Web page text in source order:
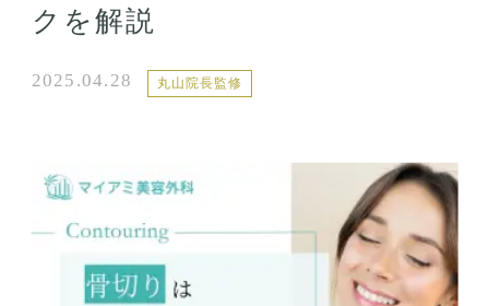
クを解説
2025.04.28 丸山院長監修